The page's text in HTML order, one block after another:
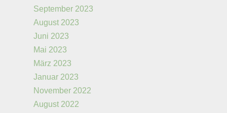
September 2023
August 2023
Juni 2023
Mai 2023
März 2023
Januar 2023
November 2022
August 2022